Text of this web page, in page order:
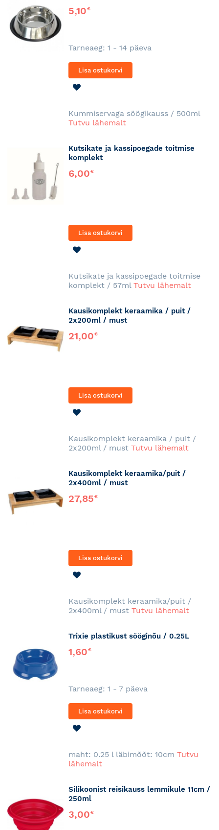
5,10€
Tarneaeg: 1 - 14 päeva
Lisa ostukorvi
Kummiservaga söögikauss / 500ml
Tutvu lähemalt
Kutsikate ja kassipoegade toitmise
komplekt
6,00€
Lisa ostukorvi
Kutsikate ja kassipoegade toitmise
komplekt / 57ml Tutvu lähemalt
Kausikomplekt keraamika / puit /
2x200ml / must
21,00€
Lisa ostukorvi
Kausikomplekt keraamika / puit /
2x200ml / must Tutvu lähemalt
Kausikomplekt keraamika/puit /
2x400ml / must
27,85€
Lisa ostukorvi
Kausikomplekt keraamika/puit /
2x400ml / must Tutvu lähemalt
Trixie plastikust sööginõu / 0.25L
1,60€
Tarneaeg: 1 - 7 päeva
Lisa ostukorvi
maht: 0.25 l läbimõõt: 10cm Tutvu
lähemalt
Silikoonist reisikauss lemmikule 11cm /
250ml
3,00€